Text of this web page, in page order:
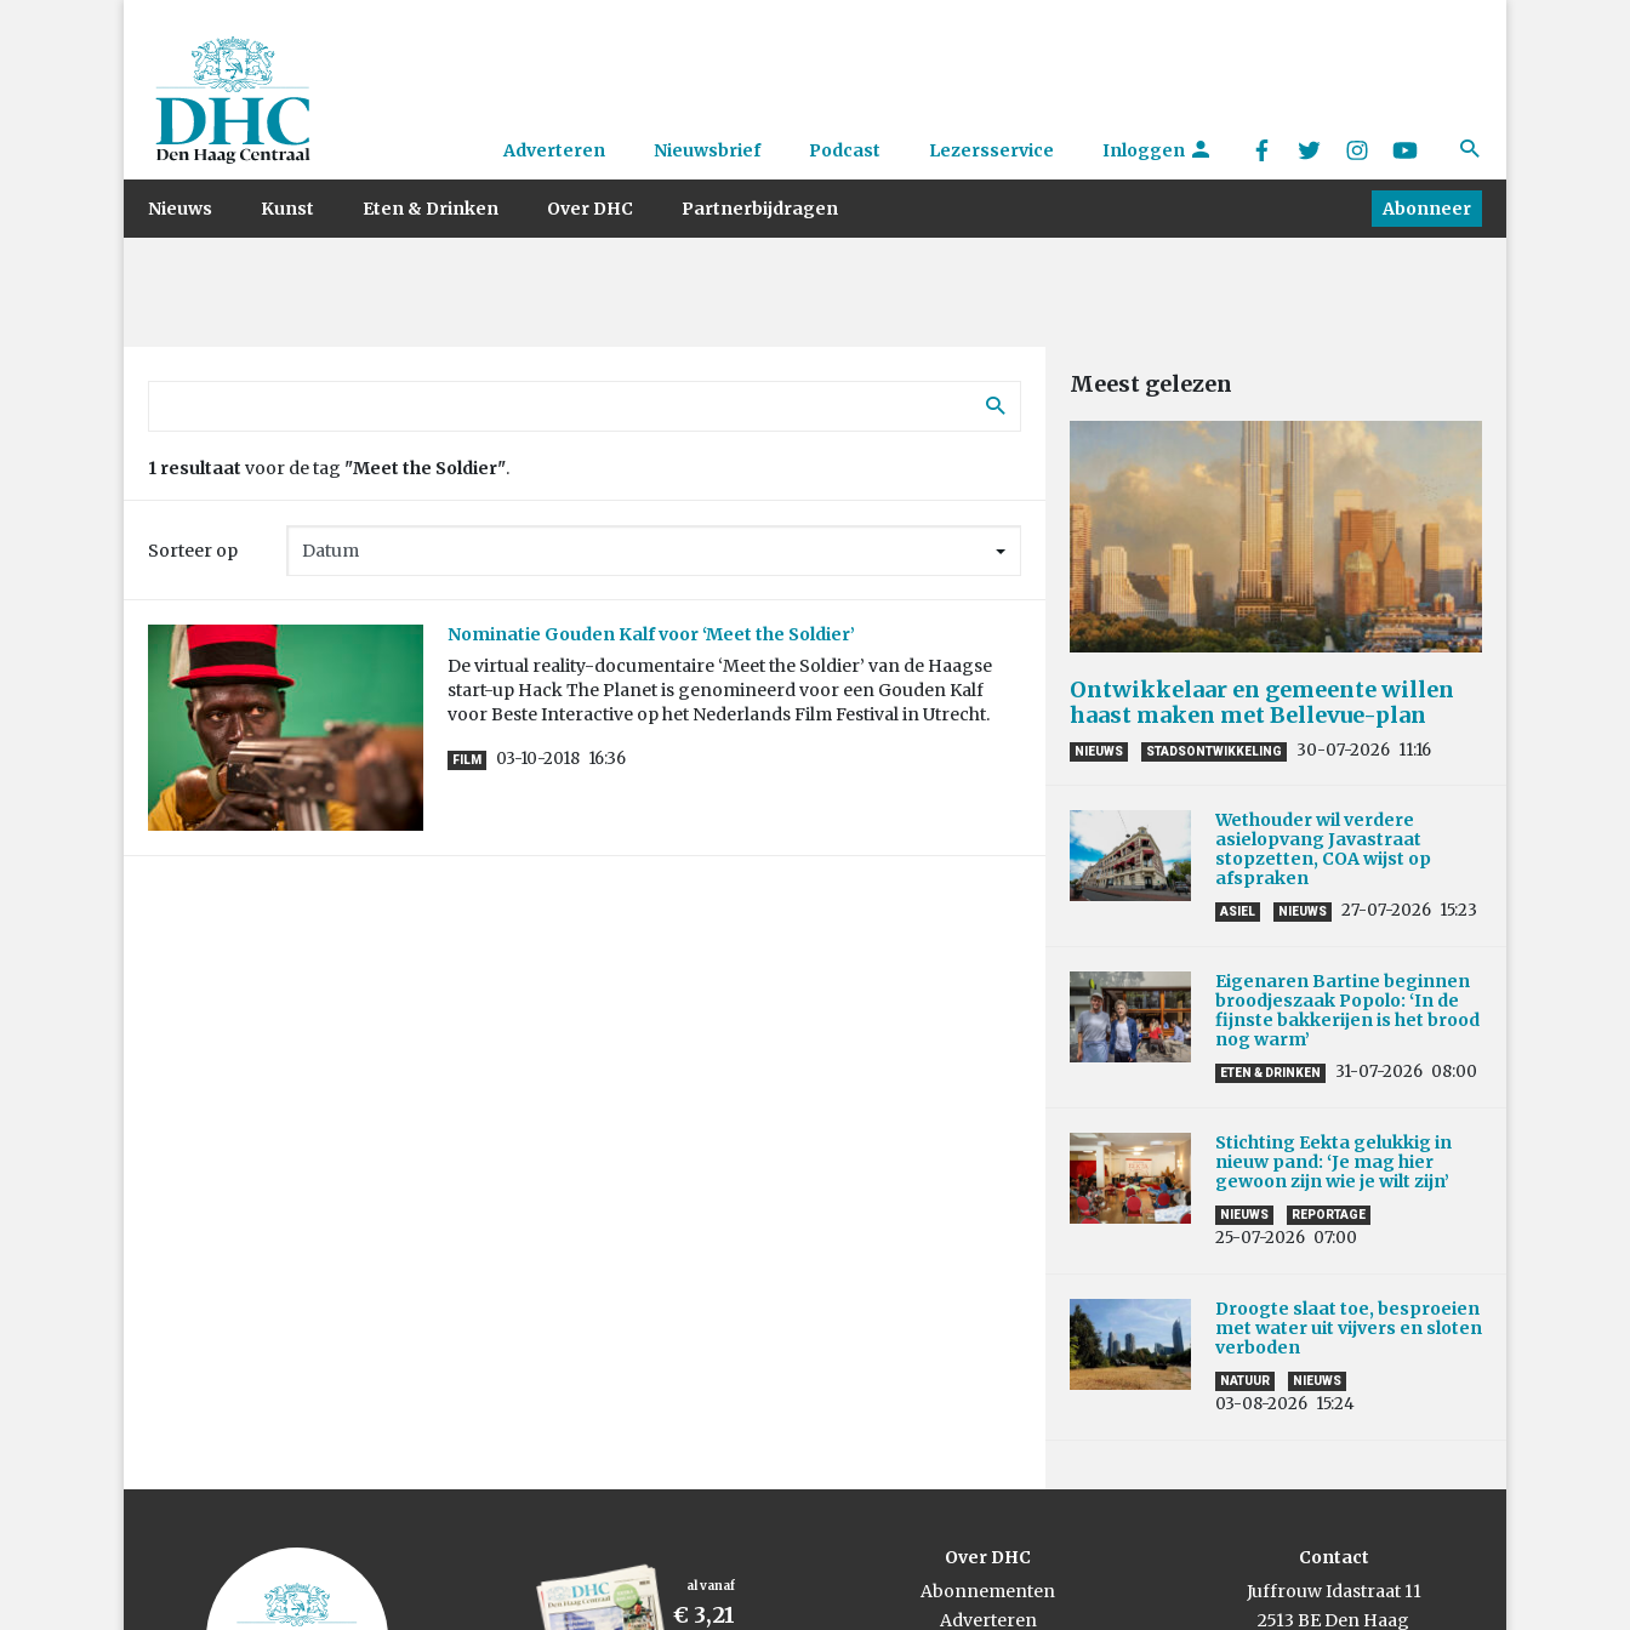
Adverteren Nieuwsbrief Podcast Lezersservice Inloggen
Nieuws Kunst Eten & Drinken Over DHC Partnerbijdragen Abonneer
1 resultaat voor de tag "Meet the Soldier".
Sorteer op
Nominatie Gouden Kalf voor ‘Meet the Soldier’
De virtual reality-documentaire ‘Meet the Soldier’ van de Haagse
start-up Hack The Planet is genomineerd voor een Gouden Kalf
voor Beste Interactive op het Nederlands Film Festival in Utrecht.
FILM 03-10-2018 16:36
Meest gelezen
Ontwikkelaar en gemeente willen
haast maken met Bellevue-plan
NIEUWS STADSONTWIKKELING 30-07-2026 11:16
Wethouder wil verdere
asielopvang Javastraat
stopzetten, COA wijst op
afspraken
ASIEL NIEUWS 27-07-2026 15:23
Eigenaren Bartine beginnen
broodjeszaak Popolo: ‘In de
fijnste bakkerijen is het brood
nog warm’
ETEN & DRINKEN 31-07-2026 08:00
Stichting Eekta gelukkig in
nieuw pand: ‘Je mag hier
gewoon zijn wie je wilt zijn’
NIEUWS REPORTAGE
25-07-2026 07:00
Droogte slaat toe, besproeien
met water uit vijvers en sloten
verboden
NATUUR NIEUWS
03-08-2026 15:24
al vanaf
€ 3,21
Over DHC
Abonnementen
Adverteren
Contact
Juffrouw Idastraat 11
2513 BE Den Haag